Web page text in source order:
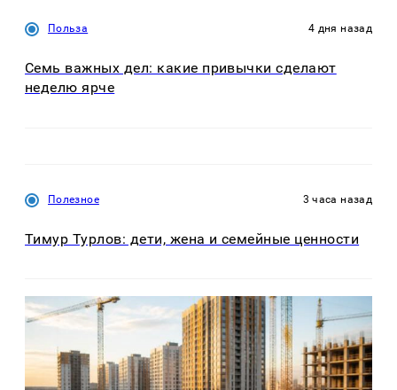
Польза 4 дня назад
Семь важных дел: какие привычки сделают
неделю ярче
Полезное 3 часа назад
Тимур Турлов: дети, жена и семейные ценности